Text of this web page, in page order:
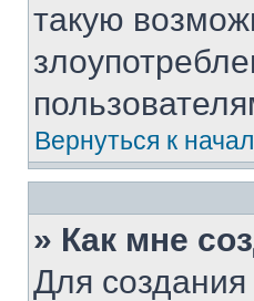
такую
Вернуться к
» Как мне
Для